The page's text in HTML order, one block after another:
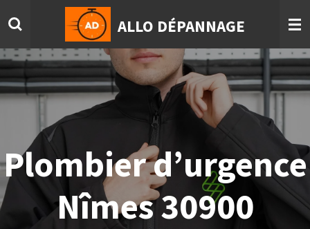
au
principal
ALLO DÉPANNAGE
Plombier d’urgence
Nîmes 30900